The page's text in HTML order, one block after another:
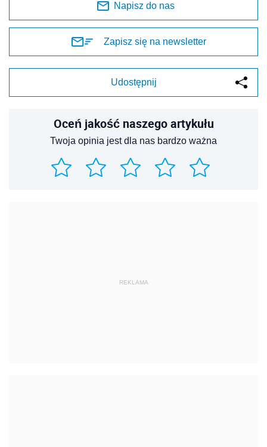
Napisz do nas
Zapisz się na newsletter
Udostępnij
Oceń jakość naszego artykułu
Twoja opinia jest dla nas bardzo ważna
REKLAMA